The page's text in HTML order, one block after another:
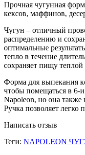
Прочная чугунная
кексов, маффинов,
Чугун – отличный
распределению и
оптимальные
тепло в течение
сохраняет пищу
Форма для выпекания
чтобы помещаться в 6-
Napoleon, но она также
Ручка позволяет легко
Написать отзыв
Теги: NAPOLEON